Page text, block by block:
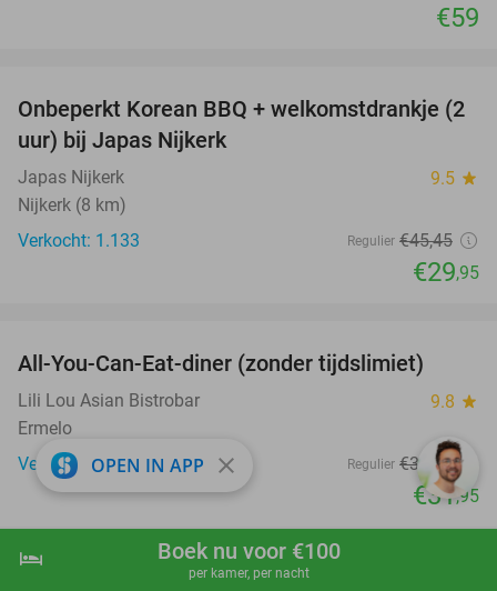
shopping_cart Boek nu
hotel Boek nu voor €100
per kamer, per nacht
€59
34%
Onbeperkt Korean BBQ + welkomstdrankje (2
uur) bij Japas Nijkerk
Japas Nijkerk 9.5 star
Nijkerk (8 km)
Verkocht: 1.133
Regulier €45,45
€29,95
All-You-Can-Eat-diner (zonder tijdslimiet)
Lili Lou Asian Bistrobar 9.8 star
Ermelo
Verkocht: 874
Regulier €39 ,95
€31,95
favorite_border
OPEN IN APP close